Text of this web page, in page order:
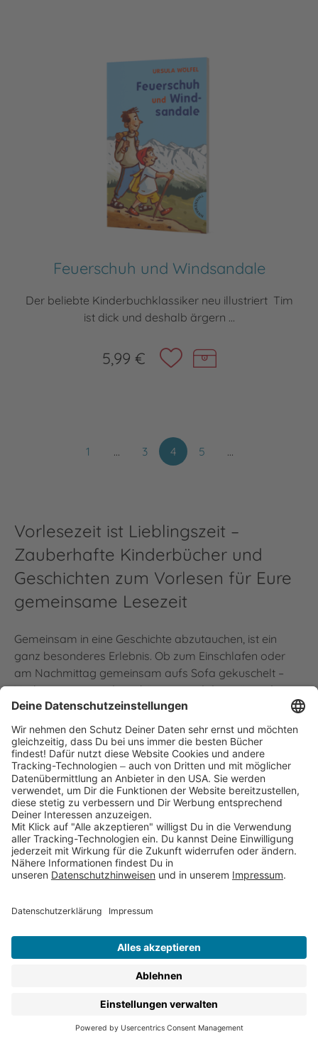
Feuerschuh und Windsandale
Der beliebte Kinderbuchklassiker neu illustriert Tim
ist dick und deshalb ärgern ...
5,99 €
1 … 3 4 5 …
Vorlesezeit ist Lieblingszeit –
Zauberhafte Kinderbücher und
Geschichten zum Vorlesen für Eure
gemeinsame Lesezeit
Gemeinsam in eine Geschichte abzutauchen, ist ein
ganz besonderes Erlebnis. Ob zum Einschlafen oder
am Nachmittag gemeinsam aufs Sofa gekuschelt –
Vorlesen ist eines der schönsten und der prägendsten
Rituale. Es macht Spaß, schafft Geborgenheit und
Bindung, es regt die Fantasie und das
Einfühlungsvermögen an und öffnet dabei ganz
nebenbei die Tür zur Welt der Bücher und zur Welt
überhaupt.
In den Thienemann Verlagen erscheinen Vorlesebücher
für jedes Alter, von ersten kurzen Gute-Nacht-
GeschichtenüberKinderbuchklassikerbis zu
modernen Vorleseheldinnen und -helden wie
Erdhörnchen Habbi und Wolf Yaruk ausOliver Scherz
dem gar nicht so fürchterlichen
Auf diesen Seiten findest Du:
EinschlafgeschichtenEurer liebsten
Kinderbuchheld:innen wie demKleinen